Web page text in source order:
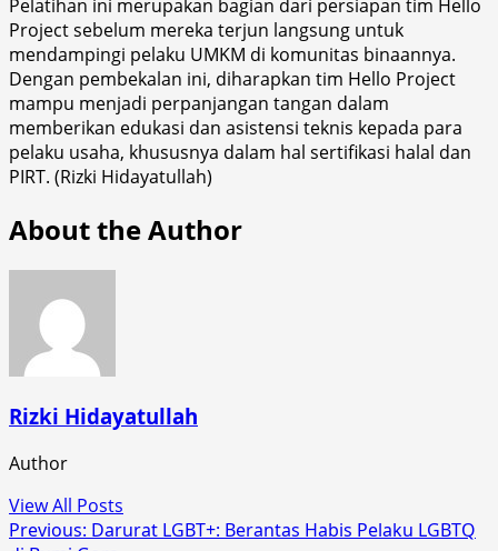
Pelatihan ini merupakan bagian dari persiapan tim Hello
Project sebelum mereka terjun langsung untuk
mendampingi pelaku UMKM di komunitas binaannya.
Dengan pembekalan ini, diharapkan tim Hello Project
mampu menjadi perpanjangan tangan dalam
memberikan edukasi dan asistensi teknis kepada para
pelaku usaha, khususnya dalam hal sertifikasi halal dan
PIRT. (Rizki Hidayatullah)
About the Author
Rizki Hidayatullah
Author
View All Posts
Post
Previous: Darurat LGBT+: Berantas Habis Pelaku LGBTQ